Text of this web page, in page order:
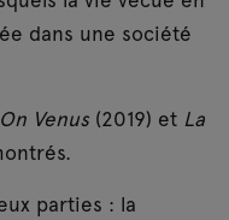
dans une société
On Venus (2019) et La
parties : la